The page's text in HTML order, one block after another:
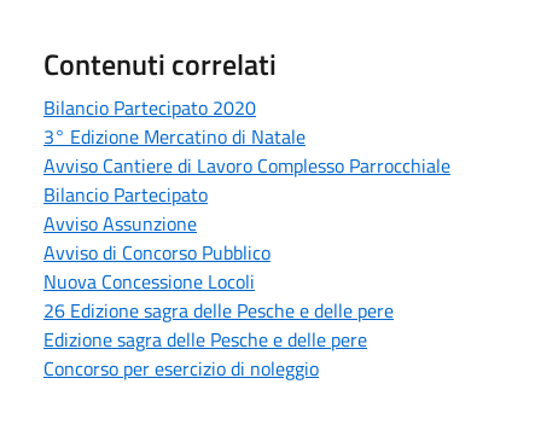
Contenuti correlati
Bilancio Partecipato 2020
3° Edizione Mercatino di Natale
Avviso Cantiere di Lavoro Complesso Parrocchiale
Bilancio Partecipato
Avviso Assunzione
Avviso di Concorso Pubblico
Nuova Concessione Locoli
26 Edizione sagra delle Pesche e delle pere
Edizione sagra delle Pesche e delle pere
Concorso per esercizio di noleggio